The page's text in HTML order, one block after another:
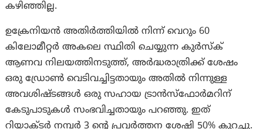
കഴിഞ്ഞില്ല.
ഉക്രേനിയൻ അതിർത്തിയിൽ നിന്ന് വെറും 60
കിലോമീറ്റർ അകലെ സ്ഥിതി ചെയ്യുന്ന കുർസ്ക്
ആണവ നിലയത്തിനടുത്ത്, അർദ്ധരാത്രിക്ക് ശേഷം
ഒരു ഡ്രോൺ വെടിവച്ചിട്ടതായും അതിൽ നിന്നുള്ള
അവശിഷ്ടങ്ങൾ ഒരു സഹായ ട്രാൻസ്ഫോർമറിന്
കേടുപാടുകൾ സംഭവിച്ചതായും പറഞ്ഞു. ഇത്
റിയാക്ടർ നമ്പർ 3 ന്റെ പ്രവർത്തന ശേഷി 50% കുറച്ചു.